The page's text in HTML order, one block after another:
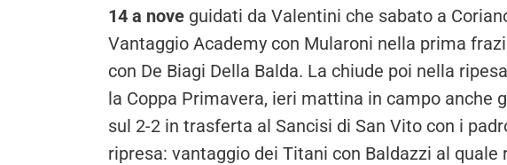
14 a nove guidati da Valentini che sabato a
Vantaggio Academy con Mularoni nella prima
con De Biagi Della Balda. La chiude poi nella
la Coppa Primavera, ieri mattina in campo anche
sul 2-2 in trasferta al Sancisi di San Vito con i
ripresa: vantaggio dei Titani con Baldazzi al quale